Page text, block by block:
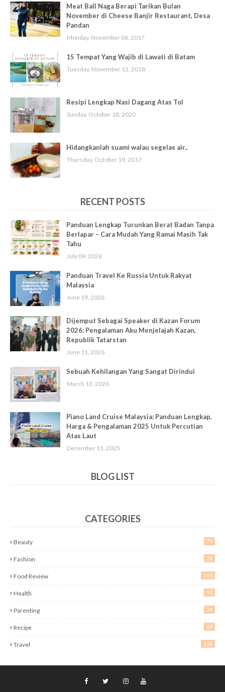
Meat Ball Naga Berapi Tarikan Bulan
November di Cheese Banjir Restaurant, Desa
Pandan
Monday, November 06, 2017
15 Tempat Yang Wajib di Lawati di Batam
Tuesday, November 13, 2018
Resipi Lengkap Nasi Dagang Atas Tol
Sunday, October 18, 2020
Hidangkanlah suami walau segelas air..
Thursday, October 19, 2017
RECENT POSTS
Panduan Lengkap Turunkan Berat Badan Tanpa
Berlapar – Cara Mudah Yang Ramai Masih Tak
Tahu
July 09, 2026
Panduan Travel Ke Russia Untuk Rakyat
Malaysia
June 19, 2026
Dijemput Sebagai Speaker di Kazan Forum
2026: Pengalaman Aku Menjelajah Kazan,
Republik Tatarstan
June 11, 2026
Sebuah Kehilangan Yang Sangat Dirindui
March 13, 2026
Piano Land Cruise Malaysia: Panduan Lengkap,
Harga & Pengalaman 2025 Untuk Percutian
Atas Laut
December 11, 2025
BLOG LIST
CATEGORIES
Beauty 79
Fashion 28
Food Review 160
Health 90
Parenting 34
Recipe 68
Travel 154